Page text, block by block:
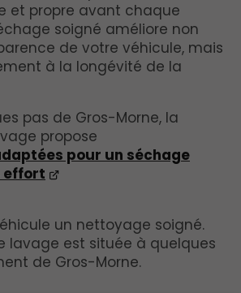
et propre avant chaque
soigné améliore non
de votre véhicule, mais
à la longévité de la
pas de Gros-Morne, la
propose
pour un séchage
effort
un nettoyage soigné.
lavage est située à quelques
de Gros-Morne.